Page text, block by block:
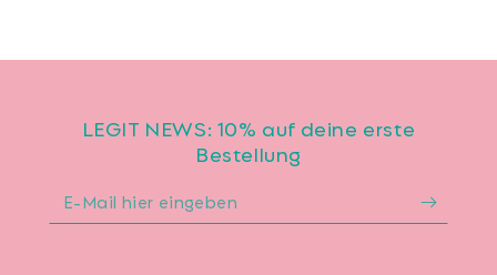
LEGIT NEWS: 10% auf deine erste
Bestellung
E-
Mail